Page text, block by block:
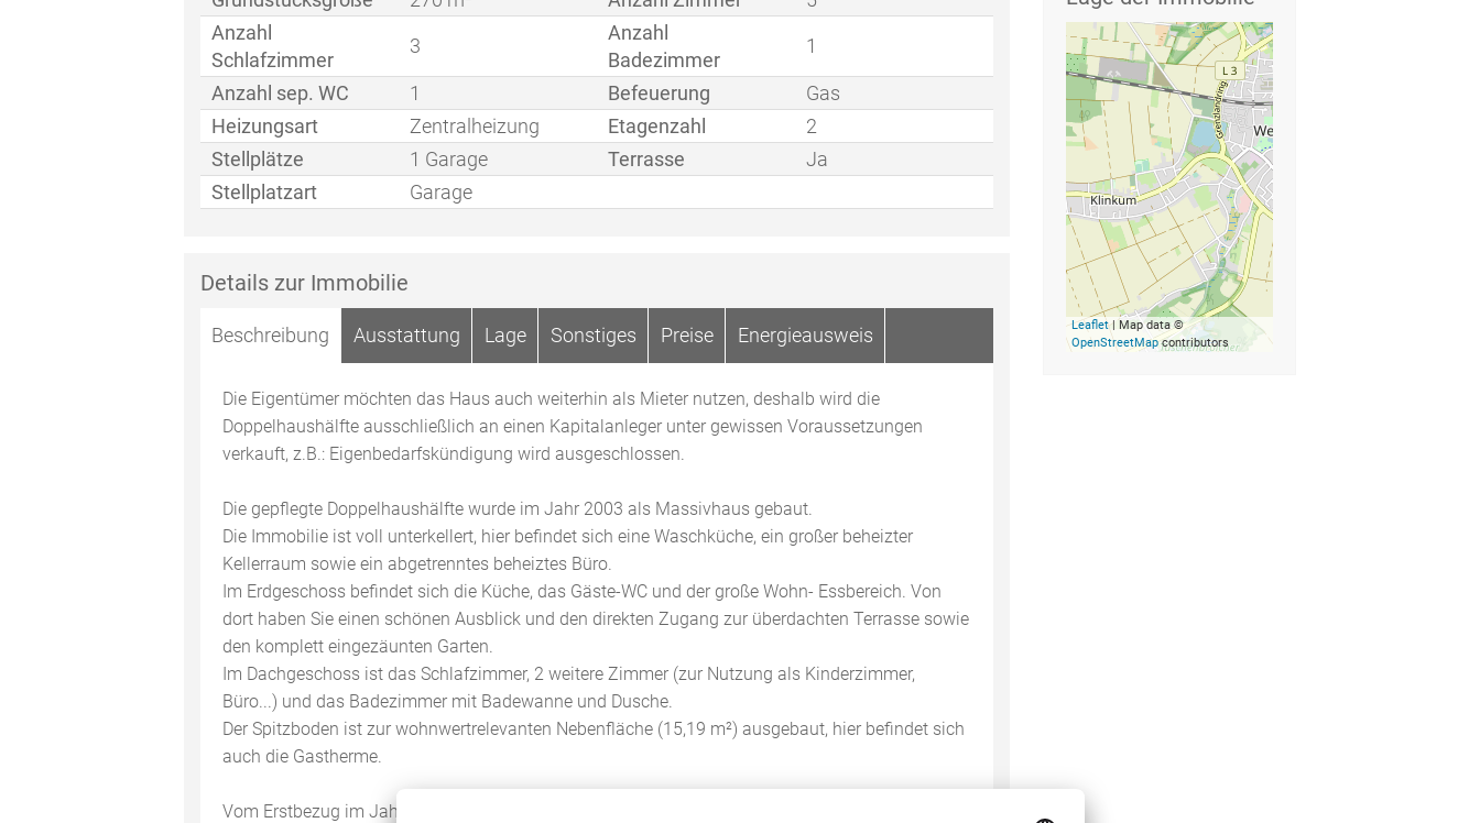
Anzahl
Schlafzimmer
3
Anzahl
Badezimmer
1
Anzahl sep. WC 1 Befeuerung
Gas
Heizungsart
Zentralheizung Etagenzahl
2
Stellplätze
1 Garage Terrasse
Ja
Stellplatzart
Garage
Details zur Immobilie
Beschreibung Ausstattung Lage Sonstiges Preise Energieausweis
Die Eigentümer möchten das Haus auch weiterhin als Mieter nutzen, deshalb wird die
Doppelhaushälfte ausschließlich an einen Kapitalanleger unter gewissen Voraussetzungen
verkauft, z.B.: Eigenbedarfskündigung wird ausgeschlossen.
Die gepflegte Doppelhaushälfte wurde im Jahr 2003 als Massivhaus gebaut.
Die Immobilie ist voll unterkellert, hier befindet sich eine Waschküche, ein großer beheizter
Kellerraum sowie ein abgetrenntes beheiztes Büro.
Im Erdgeschoss befindet sich die Küche, das Gäste-WC und der große Wohn- Essbereich. Von
dort haben Sie einen schönen Ausblick und den direkten Zugang zur überdachten Terrasse sowie
den komplett eingezäunten Garten.
Im Dachgeschoss ist das Schlafzimmer, 2 weitere Zimmer (zur Nutzung als Kinderzimmer,
Büro...) und das Badezimmer mit Badewanne und Dusche.
Der Spitzboden ist zur wohnwertrelevanten Nebenfläche (15,19 m²) ausgebaut, hier befindet sich
auch die Gastherme.
Vom Erstbezug im Jahre 2003 bis zum heutigen Tag wird die Immobilie von den Eigentümern
Leaflet| Map data ©
OpenStreetMapcontributors